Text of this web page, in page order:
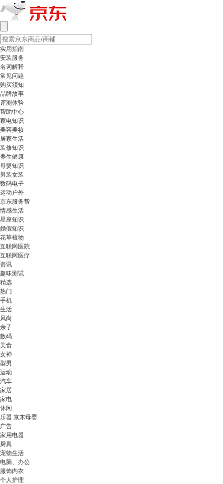
实用指南
安装服务
名词解释
常见问题
购买须知
品牌故事
评测体验
帮助中心
家电知识
美容美妆
居家生活
装修知识
养生健康
母婴知识
男装女装
数码电子
运动户外
京东服务帮
情感生活
星座知识
婚假知识
花草植物
互联网医院
互联网医疗
资讯
趣味测试
精选
热门
手机
生活
风尚
亲子
数码
美食
女神
型男
运动
汽车
家居
家电
休闲
乐器 京东母婴
广告
家用电器
厨具
宠物生活
电脑、办公
服饰内衣
个人护理